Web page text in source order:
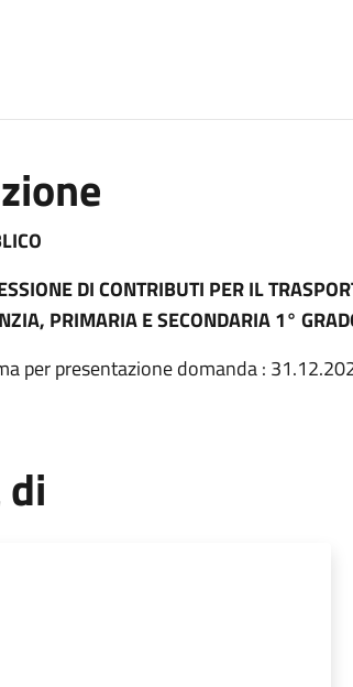
DI CONTRIBUTI PER IL
PRIMARIA E SECONDARIA 1°
per presentazione domanda :